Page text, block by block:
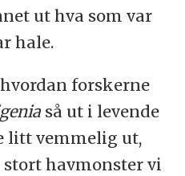
ut hva som var
hale.
forskerne
så ut i levende
litt vemmelig ut,
havmonster vi